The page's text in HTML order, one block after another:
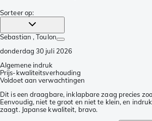
Sorteer op:
Sebastian , Toulon
donderdag 30 juli 2026
Algemene indruk
Prijs-kwaliteitsverhouding
Voldoet aan verwachtingen
Dit is een draagbare, inklapbare zaag precies
Eenvoudig, niet te groot en niet te klein, en
zaagt. Japanse kwaliteit, bravo.